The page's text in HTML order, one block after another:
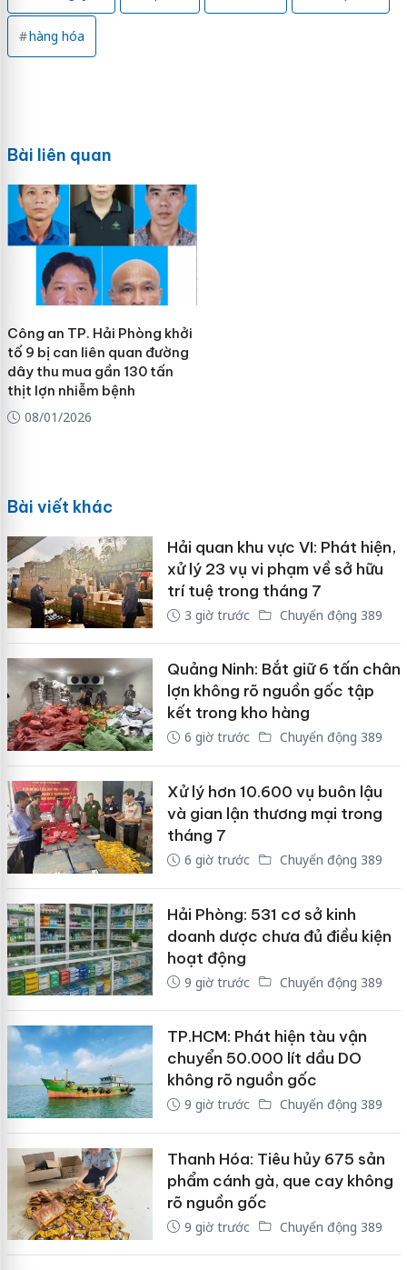
hàng hóa
Bài liên quan
Công an TP. Hải Phòng khởi
tố 9 bị can liên quan đường
dây thu mua gần 130 tấn
thịt lợn nhiễm bệnh
08/01/2026
Bài viết khác
Hải quan khu vực VI: Phát hiện,
xử lý 23 vụ vi phạm về sở hữu
trí tuệ trong tháng 7
3 giờ trước Chuyển động 389
Quảng Ninh: Bắt giữ 6 tấn chân
lợn không rõ nguồn gốc tập
kết trong kho hàng
6 giờ trước Chuyển động 389
Xử lý hơn 10.600 vụ buôn lậu
và gian lận thương mại trong
tháng 7
6 giờ trước Chuyển động 389
Hải Phòng: 531 cơ sở kinh
doanh dược chưa đủ điều kiện
hoạt động
9 giờ trước Chuyển động 389
TP.HCM: Phát hiện tàu vận
chuyển 50.000 lít dầu DO
không rõ nguồn gốc
9 giờ trước Chuyển động 389
Thanh Hóa: Tiêu hủy 675 sản
phẩm cánh gà, que cay không
rõ nguồn gốc
9 giờ trước Chuyển động 389